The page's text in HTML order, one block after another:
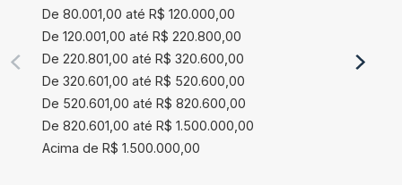
De 80.001,00 até R$ 120.000,00
De 120.001,00 até R$ 220.800,00
De 220.801,00 até R$ 320.600,00
De 320.601,00 até R$ 520.600,00
De 520.601,00 até R$ 820.600,00
De 820.601,00 até R$ 1.500.000,00
Acima de R$ 1.500.000,00